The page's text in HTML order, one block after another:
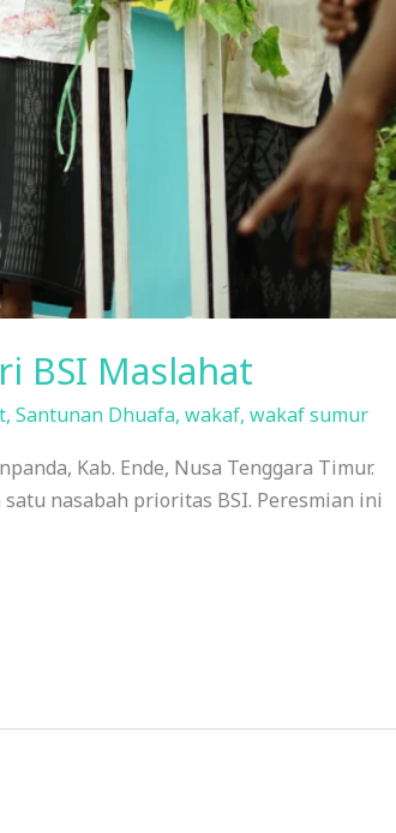
BSI Maslahat
, Santunan Dhuafa, wakaf, wakaf sumur
Kab. Ende, Nusa Tenggara Timur.
nasabah prioritas BSI. Peresmian ini